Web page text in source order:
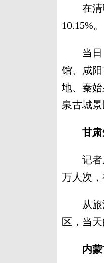
在清明
10.15%。
当日，
馆、咸
地、秦
泉古城景
甘肃
记者从
万人次，
从旅游
区，当
内蒙